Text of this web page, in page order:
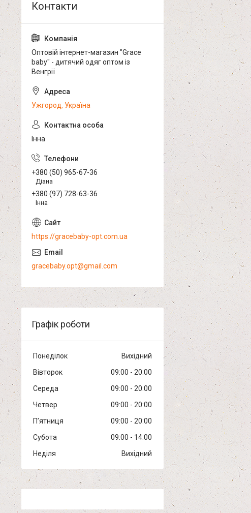
Оптовій інтернет-магазин "Grace
baby" - дитячий одяг оптом із
Венгрії
Ужгород, Україна
Інна
+380 (50) 965-67-36
Діана
+380 (97) 728-63-36
Інна
https://gracebaby-opt.com.ua
gracebaby.opt@gmail.com
Графік роботи
Понеділок
Вихідний
Вівторок
09:00
20:00
Середа
09:00
20:00
Четвер
09:00
20:00
Пʼятниця
09:00
20:00
Субота
09:00
14:00
Неділя
Вихідний